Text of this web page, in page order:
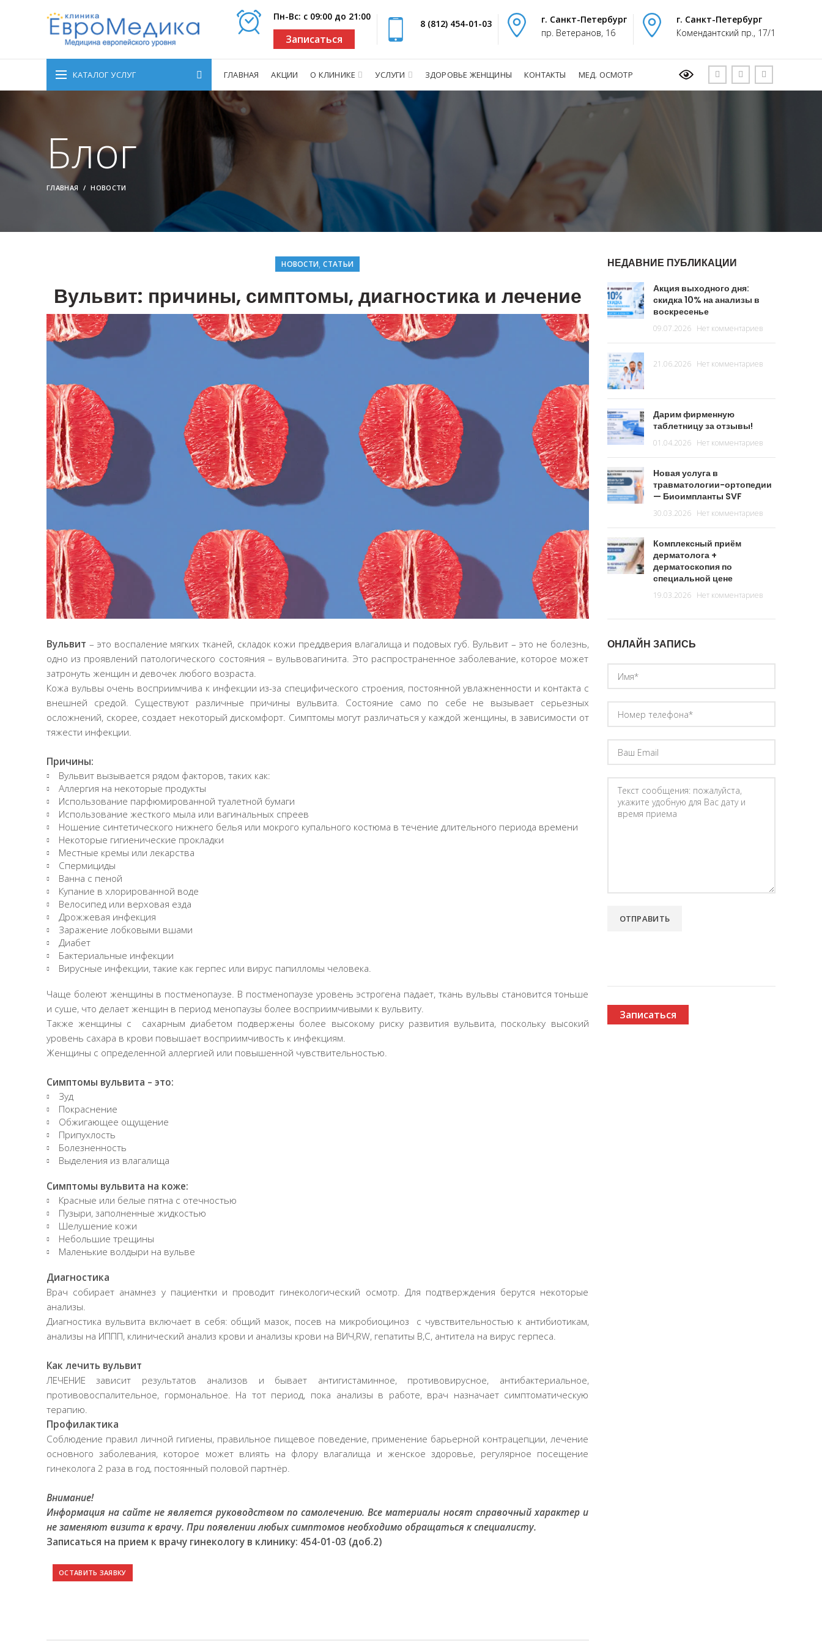
Пн-Вс: с 09:00 до 21:00
Записаться
8 (812) 454-01-03
г. Санкт-Петербург
пр. Ветеранов, 16
г. Санкт-Петербург
Комендантский пр., 17/1
КАТАЛОГ УСЛУГ ГЛАВНАЯ АКЦИИ О КЛИНИКЕ УСЛУГИ ЗДОРОВЬЕ ЖЕНЩИНЫ КОНТАКТЫ МЕД. ОСМОТР
Блог
ГЛАВНАЯ НОВОСТИ
НОВОСТИ,СТАТЬИ
Вульвит: причины, симптомы, диагностика и лечение
Вульвит – это воспаление мягких тканей, складок кожи преддверия влагалища и подовых губ. Вульвит – это не болезнь,
одно из проявлений патологического состояния – вульвовагинита. Это распространенное заболевание, которое может
затронуть женщин и девочек любого возраста.
Кожа вульвы очень восприимчива к инфекции из-за специфического строения, постоянной увлажненности и контакта с
внешней средой. Существуют различные причины вульвита. Состояние само по себе не вызывает серьезных
осложнений, скорее, создает некоторый дискомфорт. Симптомы могут различаться у каждой женщины, в зависимости от
тяжести инфекции.
Причины:
Вульвит вызывается рядом факторов, таких как:
Аллергия на некоторые продукты
Использование парфюмированной туалетной бумаги
Использование жесткого мыла или вагинальных спреев
Ношение синтетического нижнего белья или мокрого купального костюма в течение длительного периода времени
Некоторые гигиенические прокладки
Местные кремы или лекарства
Спермициды
Ванна с пеной
Купание в хлорированной воде
Велосипед или верховая езда
Дрожжевая инфекция
Заражение лобковыми вшами
Диабет
Бактериальные инфекции
Вирусные инфекции, такие как герпес или вирус папилломы человека.
Чаще болеют женщины в постменопаузе. В постменопаузе уровень эстрогена падает, ткань вульвы становится тоньше
и суше, что делает женщин в период менопаузы более восприимчивыми к вульвиту.
Также женщины с сахарным диабетом подвержены более высокому риску развития вульвита, поскольку высокий
уровень сахара в крови повышает восприимчивость к инфекциям.
Женщины с определенной аллергией или повышенной чувствительностью.
Симптомы вульвита – это:
Зуд
Покраснение
Обжигающее ощущение
Припухлость
Болезненность
Выделения из влагалища
Симптомы вульвита на коже:
Красные или белые пятна с отечностью
Пузыри, заполненные жидкостью
Шелушение кожи
Небольшие трещины
Маленькие волдыри на вульве
Диагностика
Врач собирает анамнез у пациентки и проводит гинекологический осмотр. Для подтверждения берутся некоторые
анализы.
Диагностика вульвита включает в себя: общий мазок, посев на микробиоциноз с чувствительностью к антибиотикам,
анализы на ИППП, клинический анализ крови и анализы крови на ВИЧ,RW, гепатиты В,С, антитела на вирус герпеса.
Как лечить вульвит
ЛЕЧЕНИЕ зависит результатов анализов и бывает антигистаминное, противовирусное, антибактериальное,
противовоспалительное, гормональное. На тот период, пока анализы в работе, врач назначает симптоматическую
терапию.
Профилактика
Соблюдение правил личной гигиены, правильное пищевое поведение, применение барьерной контрацепции, лечение
основного заболевания, которое может влиять на флору влагалища и женское здоровье, регулярное посещение
гинеколога 2 раза в год, постоянный половой партнёр.
Внимание!
Информация на сайте не является руководством по самолечению. Все материалы носят справочный характер и
не заменяют визита к врачу. При появлении любых симптомов необходимо обращаться к специалисту.
Записаться на прием к врачу гинекологу в клинику: 454-01-03 (доб.2)
ОСТАВИТЬ ЗАЯВКУ
НЕДАВНИЕ ПУБЛИКАЦИИ
Акция выходного дня:
скидка 10% на анализы в
воскресенье
09.07.2026 Нет комментариев
21.06.2026 Нет комментариев
Дарим фирменную
таблетницу за отзывы!
01.04.2026 Нет комментариев
Новая услуга в
травматологии-ортопедии
— Биоимпланты SVF
30.03.2026 Нет комментариев
Комплексный приём
дерматолога +
дерматоскопия по
специальной цене
19.03.2026 Нет комментариев
ОНЛАЙН ЗАПИСЬ
Записаться